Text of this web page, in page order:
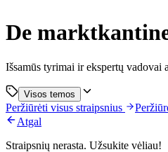
De
Išsamūs tyrimai ir ekspertų vadovai
Visos temos
Peržiūrėti visus straipsnius
Atgal
Straipsnių nerasta. Užsukite vėliau!